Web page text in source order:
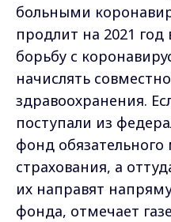
больными
продлит на 2021
борьбу с
начислять
здравоохранения.
поступали из
фонд
страхования, а
их направят
фонда, отмечает